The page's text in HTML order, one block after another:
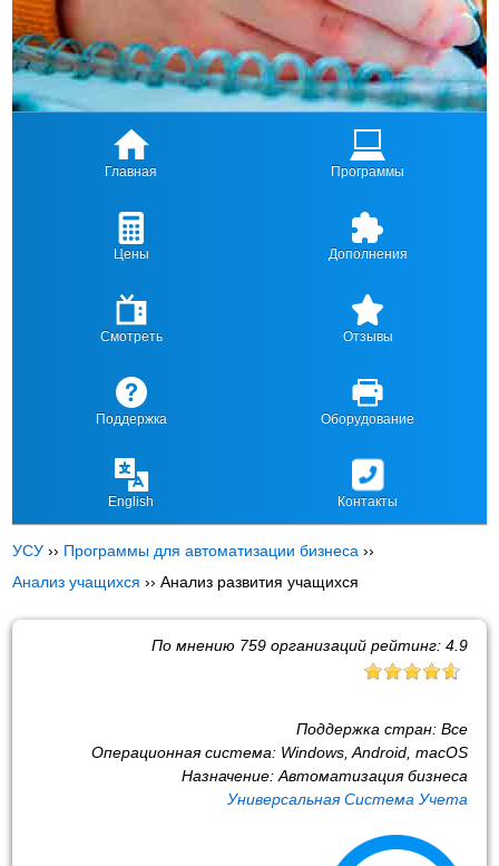
Главная Программы
Цены Дополнения
Смотреть Отзывы
Поддержка Оборудование
English Контакты
УСУ ›› Программы для автоматизации бизнеса ››
Анализ учащихся ››Анализ развития учащихся
По мнению 759организаций рейтинг: 4.9
Поддержка стран: Все
Операционная система: Windows, Android, macOS
Назначение: Автоматизация бизнеса
Универсальная Система Учета